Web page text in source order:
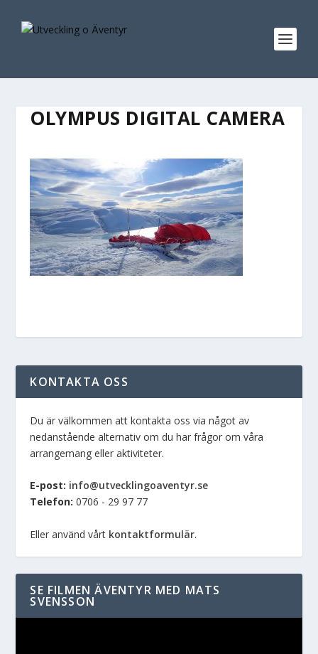
OLYMPUS DIGITAL CAMERA
KONTAKTA OSS
Du är välkommen att kontakta oss via något av
nedanstående alternativ om du har frågor om våra
arrangemang eller aktiviteter.
E-post: info@utvecklingoaventyr.se
Telefon: 0706 - 29 97 77
Eller använd vårt kontaktformulär.
SE FILMEN ÄVENTYR MED MATS
SVENSSON